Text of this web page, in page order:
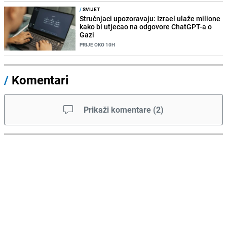
/SVIJET
Stručnjaci upozoravaju: Izrael ulaže milione
kako bi utjecao na odgovore ChatGPT-a o
Gazi
PRIJE OKO 10H
/ Komentari
Prikaži komentare (2)